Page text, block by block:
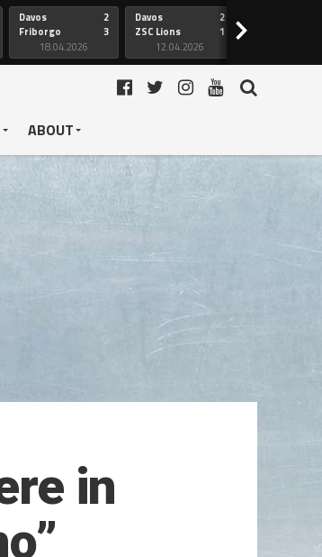
Davos
Friborgo
2
3
18.04.2026
Davos
ZSC Lions
2
1
12.04.2026
>
ABOUT
in